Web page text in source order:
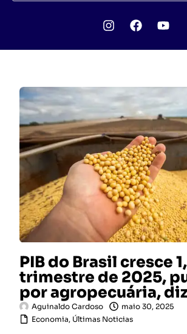
PIB do Brasil cresce
trimestre de 2025,
por agropecuária, diz
Aguinaldo Cardoso
maio 30, 2025
Economia, Últimas Noticias